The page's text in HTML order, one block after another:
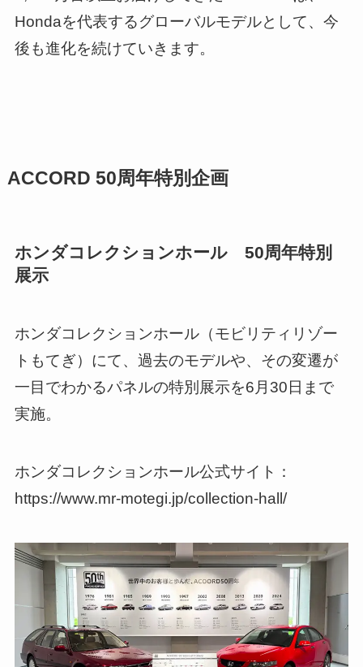
Hondaを代表するグローバルモデルとして、今
後も進化を続けていきます。
ACCORD 50周年特別企画
ホンダコレクションホール 50周年特別
展示
ホンダコレクションホール（モビリティリゾー
トもてぎ）にて、過去のモデルや、その変遷が
一目でわかるパネルの特別展示を6月30日まで
実施。
ホンダコレクションホール公式サイト：
https://www.mr-motegi.jp/collection-hall/